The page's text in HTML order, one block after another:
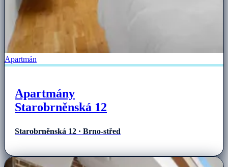
Apartmán
Apartmány
Starobrněnská 12
Starobrněnská 12 · Brno-střed